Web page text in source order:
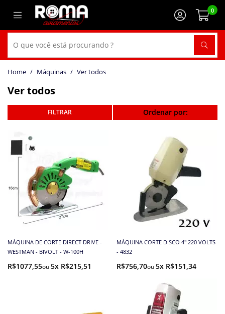
0
Máquinas Ver todos
Ver todos
Ordenar por:
MÁQUINA DE CORTE DIRECT DRIVE -
WESTMAN - BIVOLT - W-100H
R$1077,55 5x R$215,51
MÁQUINA CORTE DISCO 4'' 220 VOLTS
- 4832
R$756,70 5x R$151,34